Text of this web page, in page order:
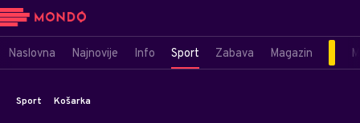
Naslovna Najnovije Info Sport Zabava Magazin
Sport Košarka